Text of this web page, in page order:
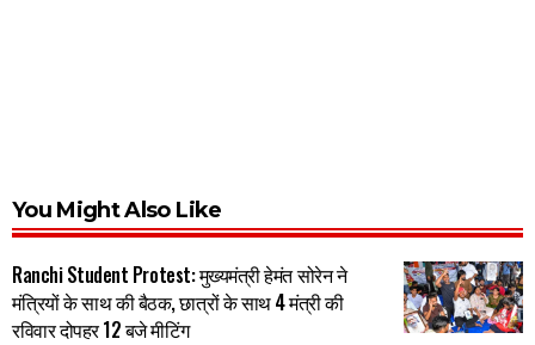
You Might Also Like
Ranchi Student Protest: मुख्यमंत्री हेमंत सोरेन ने
मंत्रियों के साथ की बैठक, छात्रों के साथ 4 मंत्री की
रविवार दोपहर 12 बजे मीटिंग